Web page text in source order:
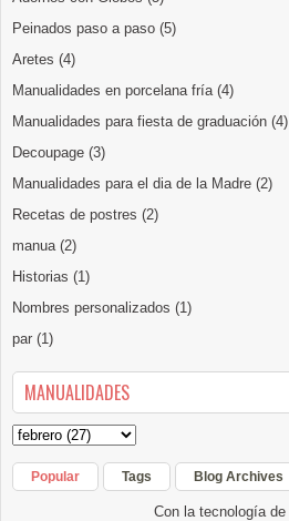
Peinados paso a paso (5)
Aretes (4)
Manualidades en porcelana fría (4)
Manualidades para fiesta de graduación (4)
Decoupage (3)
Manualidades para el dia de la Madre (2)
Recetas de postres (2)
manua (2)
Historias (1)
Nombres personalizados (1)
par (1)
MANUALIDADES
Popular Tags Blog Archives
Con la tecnología de